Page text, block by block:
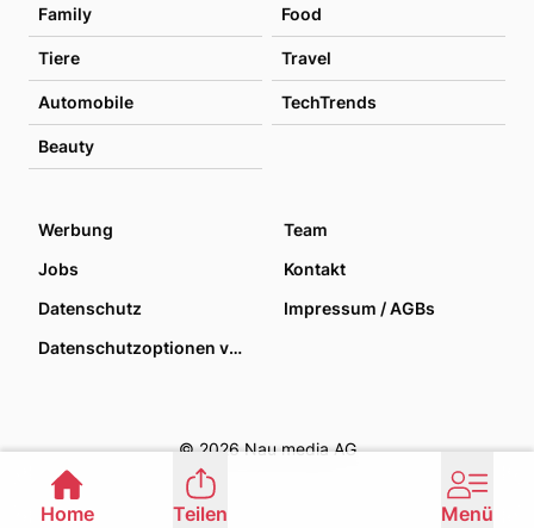
Family Food
Tiere Travel
Automobile TechTrends
Beauty
Werbung
Team
Jobs
Kontakt
Datenschutz
Impressum / AGBs
Datenschutzoptionen verwalten
© 2026 Nau media AG
Home Teilen Menü